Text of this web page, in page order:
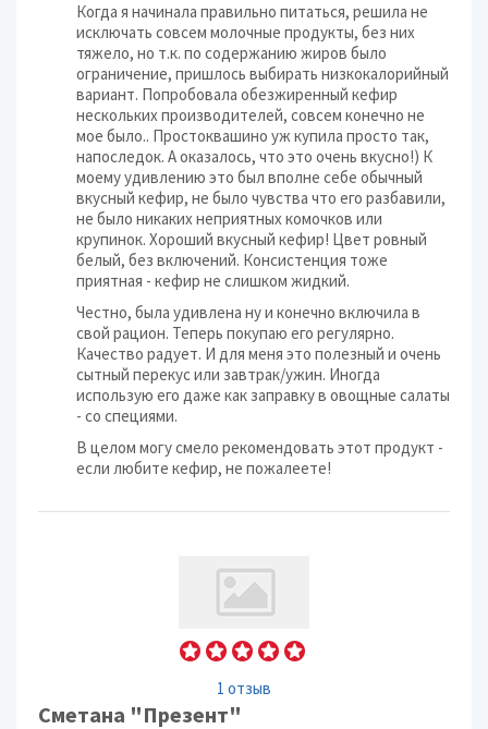
Когда я начинала правильно питаться, решила не
исключать совсем молочные продукты, без них
тяжело, но т.к. по содержанию жиров было
ограничение, пришлось выбирать низкокалорийный
вариант. Попробовала обезжиренный кефир
нескольких производителей, совсем конечно не
мое было.. Простоквашино уж купила просто так,
напоследок. А оказалось, что это очень вкусно!) К
моему удивлению это был вполне себе обычный
вкусный кефир, не было чувства что его разбавили,
не было никаких неприятных комочков или
крупинок. Хороший вкусный кефир! Цвет ровный
белый, без включений. Консистенция тоже
приятная - кефир не слишком жидкий.
Честно, была удивлена ну и конечно включила в
свой рацион. Теперь покупаю его регулярно.
Качество радует. И для меня это полезный и очень
сытный перекус или завтрак/ужин. Иногда
использую его даже как заправку в овощные салаты
- со специями.
В целом могу смело рекомендовать этот продукт -
если любите кефир, не пожалеете!
1 отзыв
Сметана "Презент"